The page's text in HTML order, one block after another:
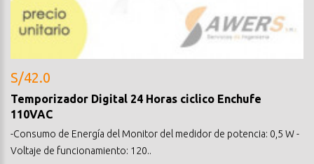
S/42.0
Temporizador Digital 24 Horas ciclico Enchufe
110VAC
-Consumo de Energía del Monitor del medidor de potencia: 0,5 W -
Voltaje de funcionamiento: 120..